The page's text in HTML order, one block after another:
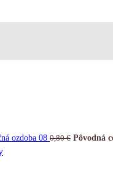
ozdoba 08 0,80€ Pôvodná